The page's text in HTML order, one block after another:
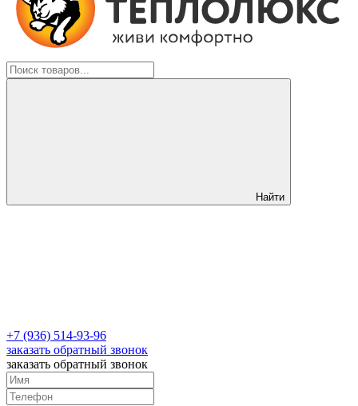
Найти
+7 (936) 514-93-96
заказать обратный звонок
заказать обратный звонок